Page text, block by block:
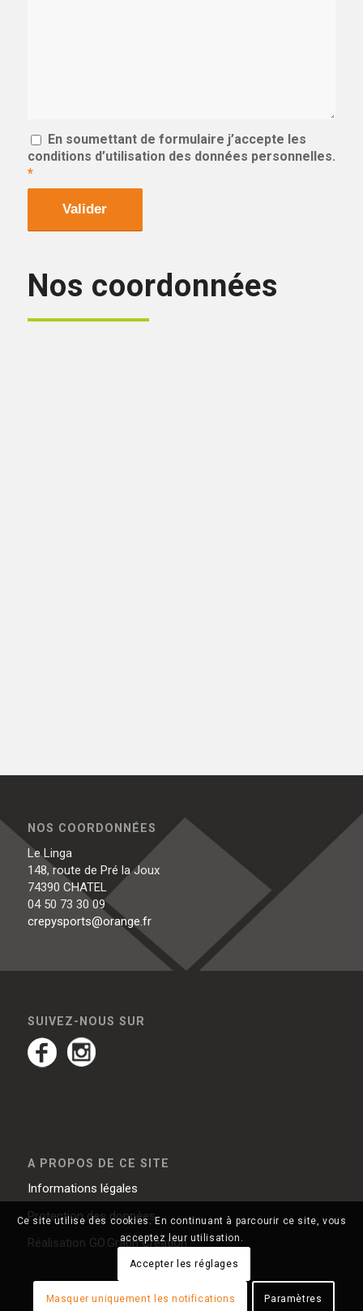
En soumettant de formulaire j’accepte les
conditions d’utilisation des données personnelles.
*
Nos coordonnées
NOS COORDONNÉES
Le Linga
148, route de Pré la Joux
74390 CHATEL
04 50 73 30 09
crepysports@orange.fr
SUIVEZ-NOUS SUR
A PROPOS DE CE SITE
Informations légales
Protection des données
Réalisation GO.Graph Création
Ce site utilise des cookies. En continuant à parcourir ce site, vous
acceptez leur utilisation.
Accepter les réglages
Masquer uniquement les notifications Paramètres